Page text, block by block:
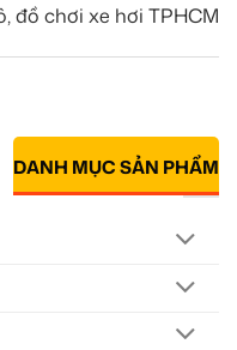
đồ chơi xe hơi TPHCM
DANH MỤC SẢN PHẨM